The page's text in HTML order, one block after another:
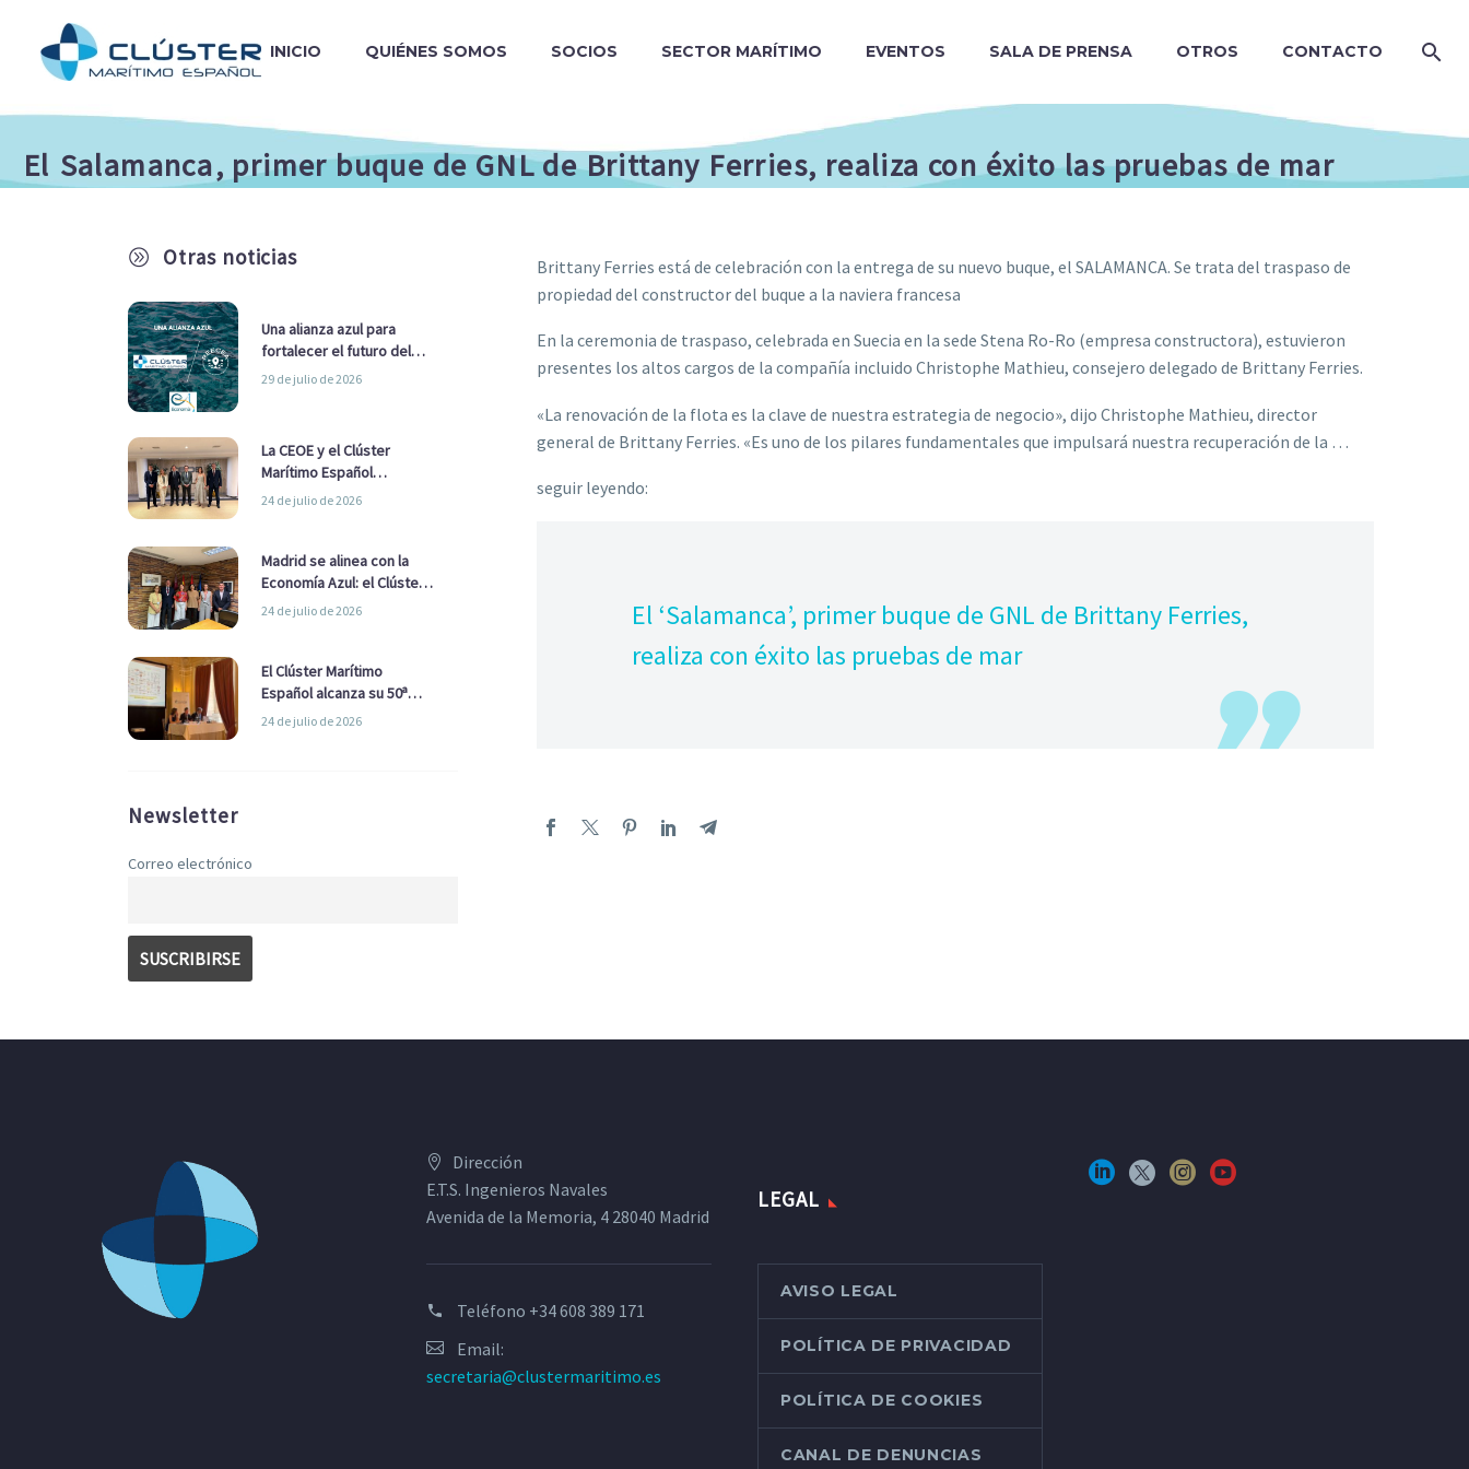
INICIO QUIÉNES SOMOS SOCIOS SECTOR MARÍTIMO EVENTOS SALA DE PRENSA OTROS CONTACTO
El Salamanca, primer buque de GNL de Brittany Ferries, realiza con éxito las pruebas de mar
A Otras noticias
Una alianza azul para
fortalecer el futuro del
sector marítimo
29 de julio de 2026
La CEOE y el Clúster
Marítimo Español
refuerzan su alianza para
24 de julio de 2026
Madrid se alinea con la
Economía Azul: el Clúster
Marítimo Español y la Real
Ayuntamiento
24 de julio de 2026
El Clúster Marítimo
Español alcanza su 50ª
Asamblea reafirmando su
24 de julio de 2026
Newsletter
Correo electrónico
Brittany Ferries está de celebración con la entrega de su nuevo buque, el SALAMANCA. Se trata del traspaso de
propiedad del constructor del buque a la naviera francesa
En la ceremonia de traspaso, celebrada en Suecia en la sede Stena Ro-Ro (empresa constructora), estuvieron
presentes los altos cargos de la compañía incluido Christophe Mathieu, consejero delegado de Brittany Ferries.
«La renovación de la flota es la clave de nuestra estrategia de negocio», dijo Christophe Mathieu, director
general de Brittany Ferries. «Es uno de los pilares fundamentales que impulsará nuestra recuperación de la …
seguir leyendo:
El ‘Salamanca’, primer buque de GNL de Brittany Ferries,
realiza con éxito las pruebas de mar
Dirección
E.T.S. Ingenieros Navales
Avenida de la Memoria, 4 28040 Madrid
Teléfono +34 608 389 171
Email:
secretaria@clustermaritimo.es
LEGAL
AVISO LEGAL
POLÍTICA DE PRIVACIDAD
POLÍTICA DE COOKIES
CANAL DE DENUNCIAS